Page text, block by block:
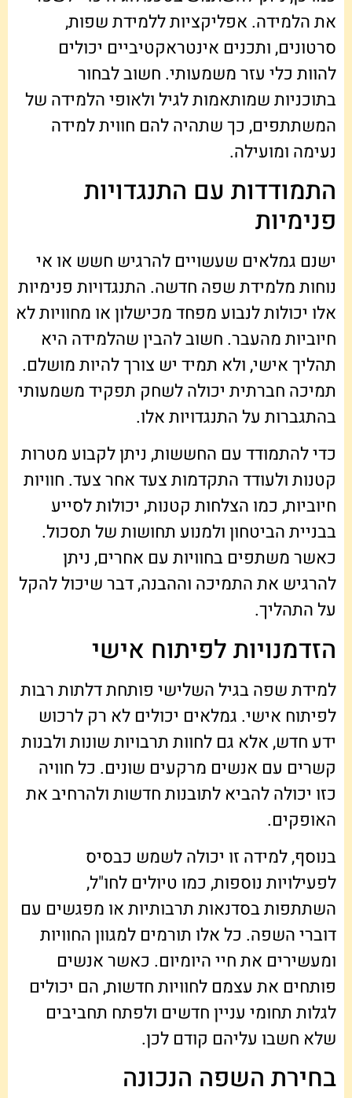
את הלמידה. אפליקציות ללמידת שפות,
סרטונים, ותכנים אינטראקטיביים יכולים
להוות כלי עזר משמעותי. חשוב לבחור
בתוכניות שמותאמות לגיל ולאופי הלמידה של
המשתתפים, כך שתהיה להם חווית למידה
נעימה ומועילה.
התמודדות עם התנגדויות
פנימיות
ישנם גמלאים שעשויים להרגיש חשש או אי
נוחות מלמידת שפה חדשה. התנגדויות פנימיות
אלו יכולות לנבוע מפחד מכישלון או מחוויות לא
חיוביות מהעבר. חשוב להבין שהלמידה היא
תהליך אישי, ולא תמיד יש צורך להיות מושלם.
תמיכה חברתית יכולה לשחק תפקיד משמעותי
בהתגברות על התנגדויות אלו.
כדי להתמודד עם החששות, ניתן לקבוע מטרות
קטנות ולעודד התקדמות צעד אחר צעד. חוויות
חיוביות, כמו הצלחות קטנות, יכולות לסייע
בבניית הביטחון ולמנוע תחושות של תסכול.
כאשר משתפים בחוויות עם אחרים, ניתן
להרגיש את התמיכה וההבנה, דבר שיכול להקל
על התהליך.
הזדמנויות לפיתוח אישי
למידת שפה בגיל השלישי פותחת דלתות רבות
לפיתוח אישי. גמלאים יכולים לא רק לרכוש
ידע חדש, אלא גם לחוות תרבויות שונות ולבנות
קשרים עם אנשים מרקעים שונים. כל חוויה
כזו יכולה להביא לתובנות חדשות ולהרחיב את
האופקים.
בנוסף, למידה זו יכולה לשמש כבסיס
לפעילויות נוספות, כמו טיולים לחו"ל,
השתתפות בסדנאות תרבותיות או מפגשים עם
דוברי השפה. כל אלו תורמים למגוון החוויות
ומעשירים את חיי היומיום. כאשר אנשים
פותחים את עצמם לחוויות חדשות, הם יכולים
לגלות תחומי עניין חדשים ולפתח תחביבים
שלא חשבו עליהם קודם לכן.
בחירת השפה הנכונה